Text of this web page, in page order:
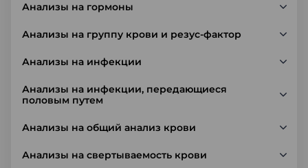
Анализы на гормоны
Анализы на группу крови и резус-фактор
Анализы на инфекции
Анализы на инфекции, передающиеся
половым путем
Анализы на общий анализ крови
Анализы на свертываемость крови